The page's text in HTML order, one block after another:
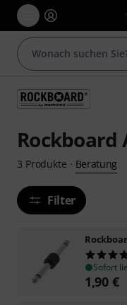
3 Produkte · Beratung
Filter
Sofort
1,90 €